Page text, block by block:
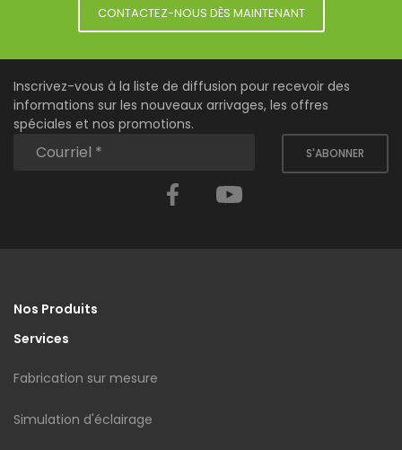
CONTACTEZ-NOUS DÈS MAINTENANT
Inscrivez-vous à la liste de diffusion pour recevoir des
informations sur les nouveaux arrivages, les offres
spéciales et nos promotions.
S'ABONNER
Facebook
Nos Produits
Services
Fabrication sur mesure
Simulation d'éclairage